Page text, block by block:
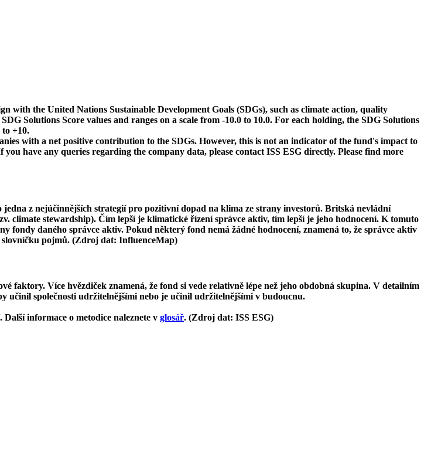
with the United Nations Sustainable Development Goals (SDGs), such as climate action, quality
Solutions Score values and ranges on a scale from -10.0 to 10.0. For each holding, the SDG Solutions
to +10.
with a net positive contribution to the SDGs. However, this is not an indicator of the fund's impact to
have any queries regarding the company data, please contact ISS ESG directly. Please find more
z nejúčinnějších strategií pro pozitivní dopad na klima ze strany investorů. Britská nevládní
climate stewardship). Čím lepší je klimatické řízení správce aktiv, tím lepší je jeho hodnocení. K tomuto
fondy daného správce aktiv. Pokud některý fond nemá žádné hodnocení, znamená to, že správce aktiv
slovníčku pojmů. (Zdroj dat: InfluenceMap)
faktory. Více hvězdiček znamená, že fond si vede relativně lépe než jeho obdobná skupina. V detailním
učinil společnosti udržitelnějšími nebo je učinil udržitelnějšími v budoucnu.
informace o metodice naleznete v glosář. (Zdroj dat: ISS ESG)